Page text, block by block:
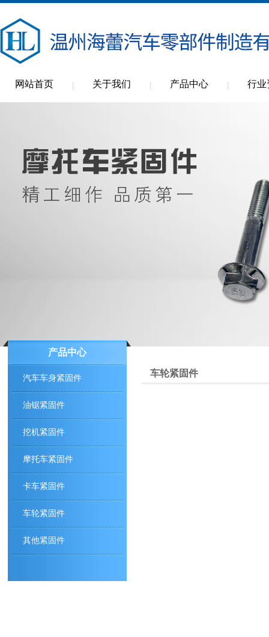
网站首页 关于我们 产品中心 行业
产品中心
汽车车身紧固件
油锯紧固件
挖机紧固件
摩托车紧固件
卡车紧固件
车轮紧固件
其他紧固件
车轮紧固件